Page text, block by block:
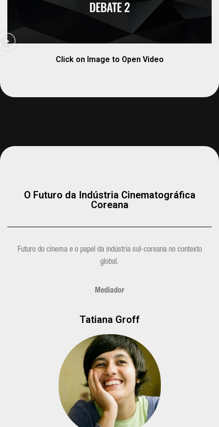
Click on Image to Open Video
O Futuro da Indústria Cinematográfica
Coreana
Futuro do cinema e o papel da indústria sul-coreana no contexto
global.
Mediador
Tatiana Groff